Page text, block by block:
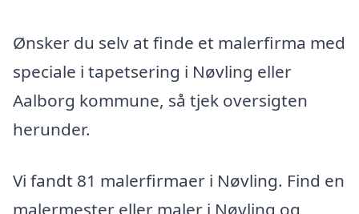
Ønsker du selv at finde et malerfirma med
speciale i tapetsering i Nøvling eller
Aalborg kommune, så tjek oversigten
herunder.
Vi fandt 81 malerfirmaer i Nøvling. Find en
malermester eller maler i Nøvling og